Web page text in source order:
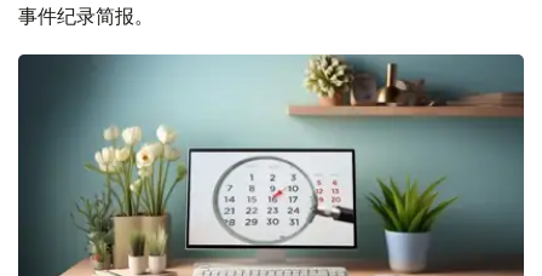
事件纪录简报。